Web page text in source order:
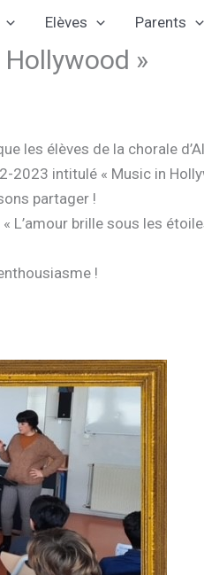
Elèves Parents
»
les élèves de la chorale
2023 intitulé « Music in
partager !
« L’amour brille sous les
!